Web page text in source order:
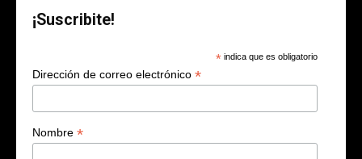
¡Suscribite!
* indica que es obligatorio
Dirección de correo electrónico *
Nombre *